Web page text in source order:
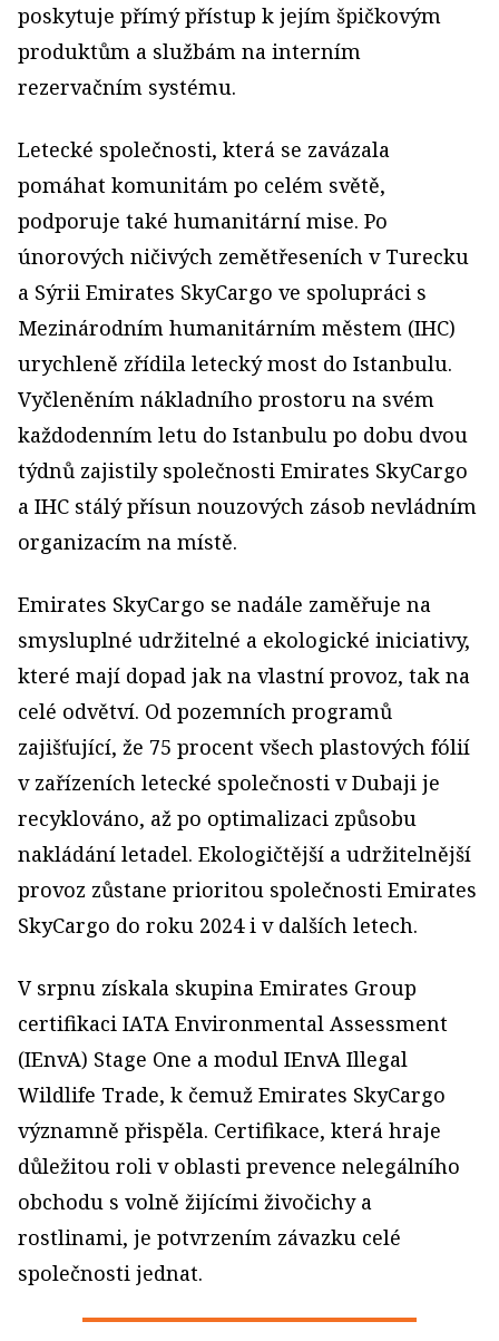
poskytuje přímý přístup k jejím špičkovým
produktům a službám na interním
rezervačním systému.
Letecké společnosti, která se zavázala
pomáhat komunitám po celém světě,
podporuje také humanitární mise. Po
únorových ničivých zemětřeseních v Turecku
a Sýrii Emirates SkyCargo ve spolupráci s
Mezinárodním humanitárním městem (IHC)
urychleně zřídila letecký most do Istanbulu.
Vyčleněním nákladního prostoru na svém
každodenním letu do Istanbulu po dobu dvou
týdnů zajistily společnosti Emirates SkyCargo
a IHC stálý přísun nouzových zásob nevládním
organizacím na místě.
Emirates SkyCargo se nadále zaměřuje na
smysluplné udržitelné a ekologické iniciativy,
které mají dopad jak na vlastní provoz, tak na
celé odvětví. Od pozemních programů
zajišťující, že 75 procent všech plastových fólií
v zařízeních letecké společnosti v Dubaji je
recyklováno, až po optimalizaci způsobu
nakládání letadel. Ekologičtější a udržitelnější
provoz zůstane prioritou společnosti Emirates
SkyCargo do roku 2024 i v dalších letech.
V srpnu získala skupina Emirates Group
certifikaci IATA Environmental Assessment
(IEnvA) Stage One a modul IEnvA Illegal
Wildlife Trade, k čemuž Emirates SkyCargo
významně přispěla. Certifikace, která hraje
důležitou roli v oblasti prevence nelegálního
obchodu s volně žijícími živočichy a
rostlinami, je potvrzením závazku celé
společnosti jednat.